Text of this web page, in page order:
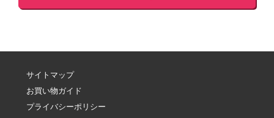
サイトマップ
お買い物ガイド
プライバシーポリシー